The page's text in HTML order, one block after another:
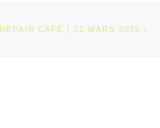
REPAIR’CAFÉ | 22 MARS 2025